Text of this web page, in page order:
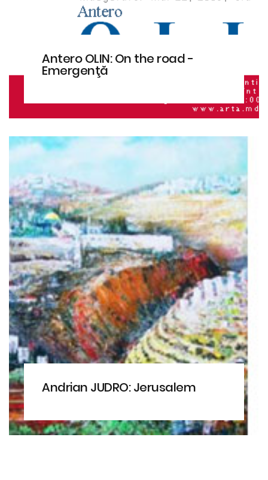
Antero OLIN: On the road -
Emergenţă
Andrian JUDRO: Jerusalem